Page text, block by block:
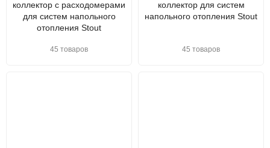
коллектор с расходомерами
для систем напольного
отопления Stout
45 товаров
коллектор для систем
напольного отопления Stout
45 товаров